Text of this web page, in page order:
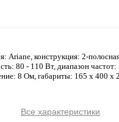
Ariane, конструкция: 2-
80 - 110 Вт, диапазон частот:
8 Ом, габариты: 165 х 400 x
Все характеристики